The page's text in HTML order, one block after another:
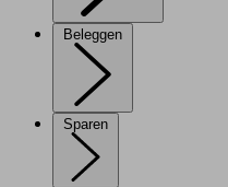
Beleggen
Sparen